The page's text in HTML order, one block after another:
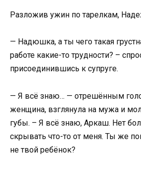
Разложив ужин по тарелкам,
— Надюшка, а ты чего такая
работе какие-то трудности? –
присоединившись к супруге.
— Я всё знаю… — отрешённым
женщина, взглянула на мужа и
губы. – Я всё знаю, Аркаш. Нет
скрывать что-то от меня. Ты же
не твой ребёнок?